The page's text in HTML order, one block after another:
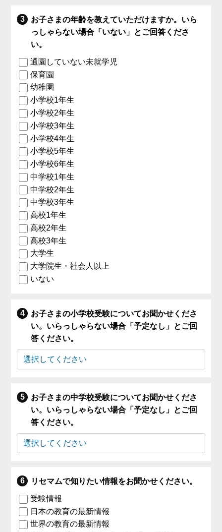
お子さまの年齢を教えていただけますか。いら
っしゃらない場合「いない」とご回答くださ
い。
通園していない未就学児
保育園
幼稚園
小学校1年生
小学校2年生
小学校3年生
小学校4年生
小学校5年生
小学校6年生
中学校1年生
中学校2年生
中学校3年生
高校1年生
高校2年生
高校3年生
大学生
大学院生・社会人以上
いない
お子さまの小学校受験についてお聞かせくださ
い。いらっしゃらない場合「予定なし」とご回
答ください。
お子さまの中学校受験についてお聞かせくださ
い。いらっしゃらない場合「予定なし」とご回
答ください。
リセマムで知りたい情報をお聞かせください。
受験情報
日本の教育の最新情報
世界の教育の最新情報